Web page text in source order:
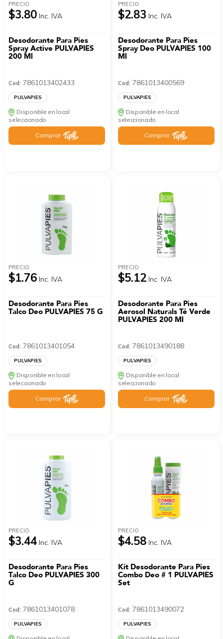
PRECIO
$3.80 Inc. IVA
Desodorante Para Pies
Spray Active PULVAPIES
200 Ml
Cod: 7861013402433
PULVAPIES
Disponible en local
seleccionado
Comprar
PRECIO
$2.83 Inc. IVA
Desodorante Para Pies
Spray Deo PULVAPIES 100
Ml
Cod: 7861013400569
PULVAPIES
Disponible en local
seleccionado
Comprar
PRECIO
$1.76 Inc. IVA
Desodorante Para Pies
Talco Deo PULVAPIES 75 G
Cod: 7861013401054
PULVAPIES
Disponible en local
seleccionado
Comprar
PRECIO
$5.12 Inc. IVA
Desodorante Para Pies
Aerosol Naturals Té Verde
PULVAPIES 200 Ml
Cod: 7861013490188
PULVAPIES
Disponible en local
seleccionado
Comprar
PRECIO
$3.44 Inc. IVA
Desodorante Para Pies
Talco Deo PULVAPIES 300
G
Cod: 7861013401078
PULVAPIES
PRECIO
$4.58 Inc. IVA
Kit Desodorante Para Pies
Combo Deo # 1 PULVAPIES
Set
Cod: 7861013490072
PULVAPIES